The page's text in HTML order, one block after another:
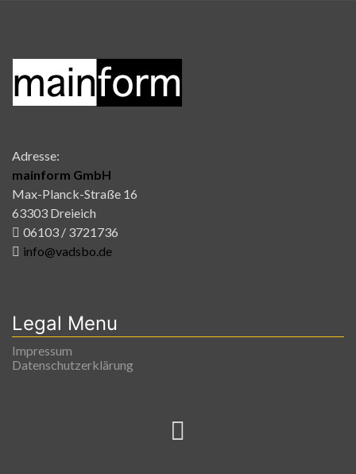
Adresse:
mainform GmbH
Max-Planck-Straße 16
63303 Dreieich
06103 / 3721736
info@vadsbo.de
Legal Menu
Impressum
Datenschutzerklärung